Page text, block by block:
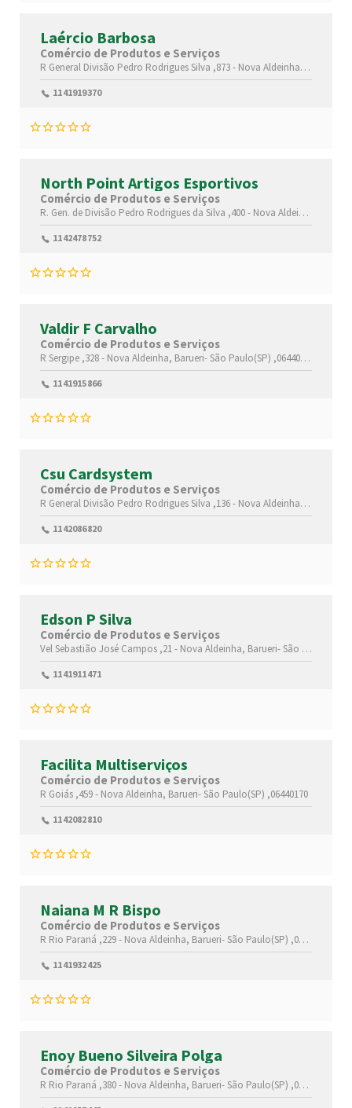
Laércio Barbosa
Comércio de Produtos e Serviços
R General Divisão Pedro Rodrigues Silva ,873 - Nova Aldeinha, Barueri-
1141919370
North Point Artigos Esportivos
Comércio de Produtos e Serviços
R. Gen. de Divisão Pedro Rodrigues da Silva ,400 - Nova Aldeinha,
1142478752
Valdir F Carvalho
Comércio de Produtos e Serviços
R Sergipe ,328 - Nova Aldeinha, Barueri-São Paulo(SP) ,06440140
1141915866
Csu Cardsystem
Comércio de Produtos e Serviços
R General Divisão Pedro Rodrigues Silva ,136 - Nova Aldeinha, Barueri-
1142086820
Edson P Silva
Comércio de Produtos e Serviços
Vel Sebastião José Campos ,21 - Nova Aldeinha, Barueri-São Paulo(SP)
1141911471
Facilita Multiserviços
Comércio de Produtos e Serviços
R Goiás ,459 - Nova Aldeinha, Barueri-São Paulo(SP) ,06440170
1142082810
Naiana M R Bispo
Comércio de Produtos e Serviços
R Rio Paraná ,229 - Nova Aldeinha, Barueri-São Paulo(SP) ,06440160
1141932425
Enoy Bueno Silveira Polga
Comércio de Produtos e Serviços
R Rio Paraná ,380 - Nova Aldeinha, Barueri-São Paulo(SP) ,06440160